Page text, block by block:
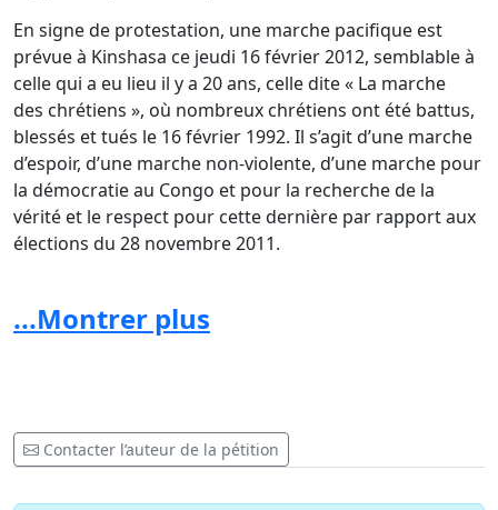
En signe de protestation, une marche pacifique est
prévue à Kinshasa ce jeudi 16 février 2012, semblable à
celle qui a eu lieu il y a 20 ans, celle dite « La marche
des chrétiens », où nombreux chrétiens ont été battus,
blessés et tués le 16 février 1992. Il s’agit d’une marche
d’espoir, d’une marche non-violente, d’une marche pour
la démocratie au Congo et pour la recherche de la
vérité et le respect pour cette dernière par rapport aux
élections du 28 novembre 2011.
fois plus graves qu’en 1992, si un réel dialogue politique
et démocratique entre pouvoir et opposition reste
familles congolaises qui risque d’être progressivement
détruit.
...Montrer plus
Contacter l’auteur de la pétition